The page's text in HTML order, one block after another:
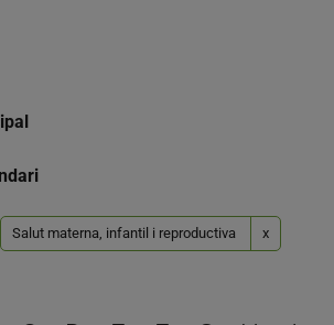
Salut materna, infantil i reproductiva x